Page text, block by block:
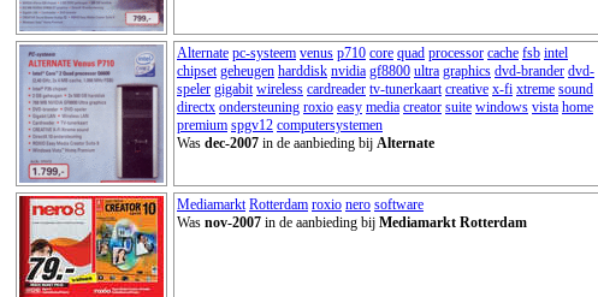
Alternate pc-systeem venus p710 core quad processor cache fsb intel
chipset geheugen harddisk nvidia gf8800 ultra graphics dvd-brander dvd-
speler gigabit wireless cardreader tv-tunerkaart creative x-fi xtreme sound
directx ondersteuning roxio easy media creator suite windows vista home
premium spgv12 computersystemen
Was dec-2007 in de aanbieding bij Alternate
Mediamarkt Rotterdam roxio nero software
Was nov-2007 in de aanbieding bij Mediamarkt Rotterdam